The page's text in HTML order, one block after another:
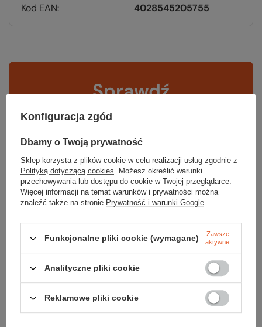
Kod EAN
4028545205755
Sprawdź
czy masz wszystko
TWOJA LISTA SPRZĘTOWA
Zerknij też na to:
Karabinek AXIS HMS TG
99,99 zł
Konfiguracja zgód
Dbamy o Twoją prywatność
Sklep korzysta z plików cookie w celu realizacji usług zgodnie z
Polityką dotyczącą cookies. Możesz określić warunki
przechowywania lub dostępu do cookie w Twojej przeglądarce.
Więcej informacji na temat warunków i prywatności można
znaleźć także na stronie Prywatność i warunki Google.
Funkcjonalne pliki cookie (wymagane)
Zawsze
aktywne
Analityczne pliki cookie
Reklamowe pliki cookie